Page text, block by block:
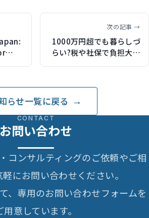
次の記事 →
1000万円超でも暮らしづ
らい?税や社保で負担大の
側面も…当事者を直撃
らせ一覧に戻る
CONTACT
お問い合わせ
コンサルティングのご依頼やご相
にお問い合わせください。
、専用のお問い合わせフォームを
用意しています。